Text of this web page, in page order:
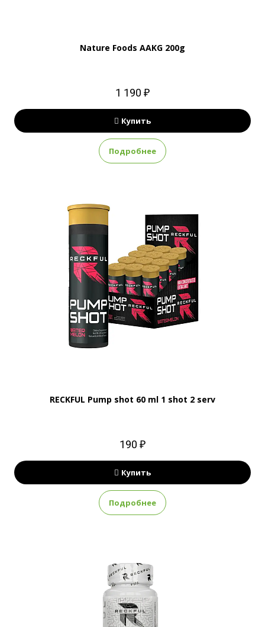
Nature Foods AAKG 200g
1 190 ₽
Купить
Подробнее
RECKFUL Pump shot 60 ml 1 shot 2 serv
190 ₽
Купить
Подробнее